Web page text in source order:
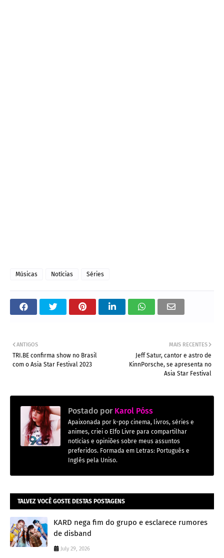
Músicas Notícias Séries
MAIS RECENTES
Jeff Satur, cantor e astro de
KinnPorsche, se apresenta no
Asia Star Festival
ANTIGOS
TRI.BE confirma show no Brasil
com o Asia Star Festival 2023
Postado por Karol Póss
Apaixonada por k-pop cinema, livros, séries e
animes, criei o Elfo Livre para compartilhar
notícias e opiniões sobre meus assuntos
preferidos. Formada em Letras: Português e
Inglês pela Uniso.
TALVEZ VOCÊ GOSTE DESTAS POSTAGENS
KARD nega fim do grupo e esclarece rumores
de disband
July 29, 2026